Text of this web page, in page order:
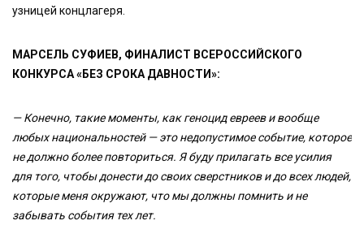
узницей концлагеря.
МАРСЕЛЬ СУФИЕВ, ФИНАЛИСТ ВСЕРОССИЙСКОГО
КОНКУРСА «БЕЗ СРОКА ДАВНОСТИ»:
— Конечно, такие моменты, как геноцид евреев и вообще
любых национальностей — это недопустимое событие, которое
не должно более повториться. Я буду прилагать все усилия
для того, чтобы донести до своих сверстников и до всех людей,
которые меня окружают, что мы должны помнить и не
забывать события тех лет.